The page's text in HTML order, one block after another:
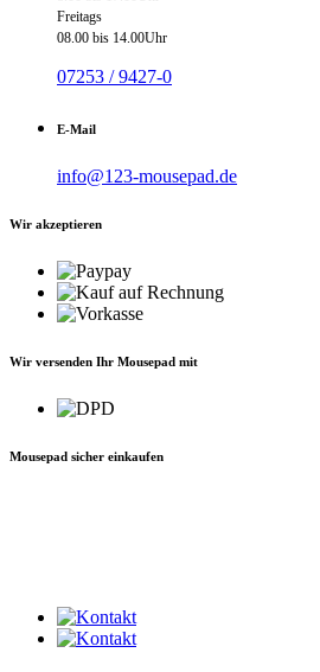
Freitags
08.00 bis 14.00Uhr
07253 / 9427-0
E-Mail
info@123-mousepad.de
Wir akzeptieren
Wir versenden Ihr Mousepad mit
Mousepad sicher einkaufen